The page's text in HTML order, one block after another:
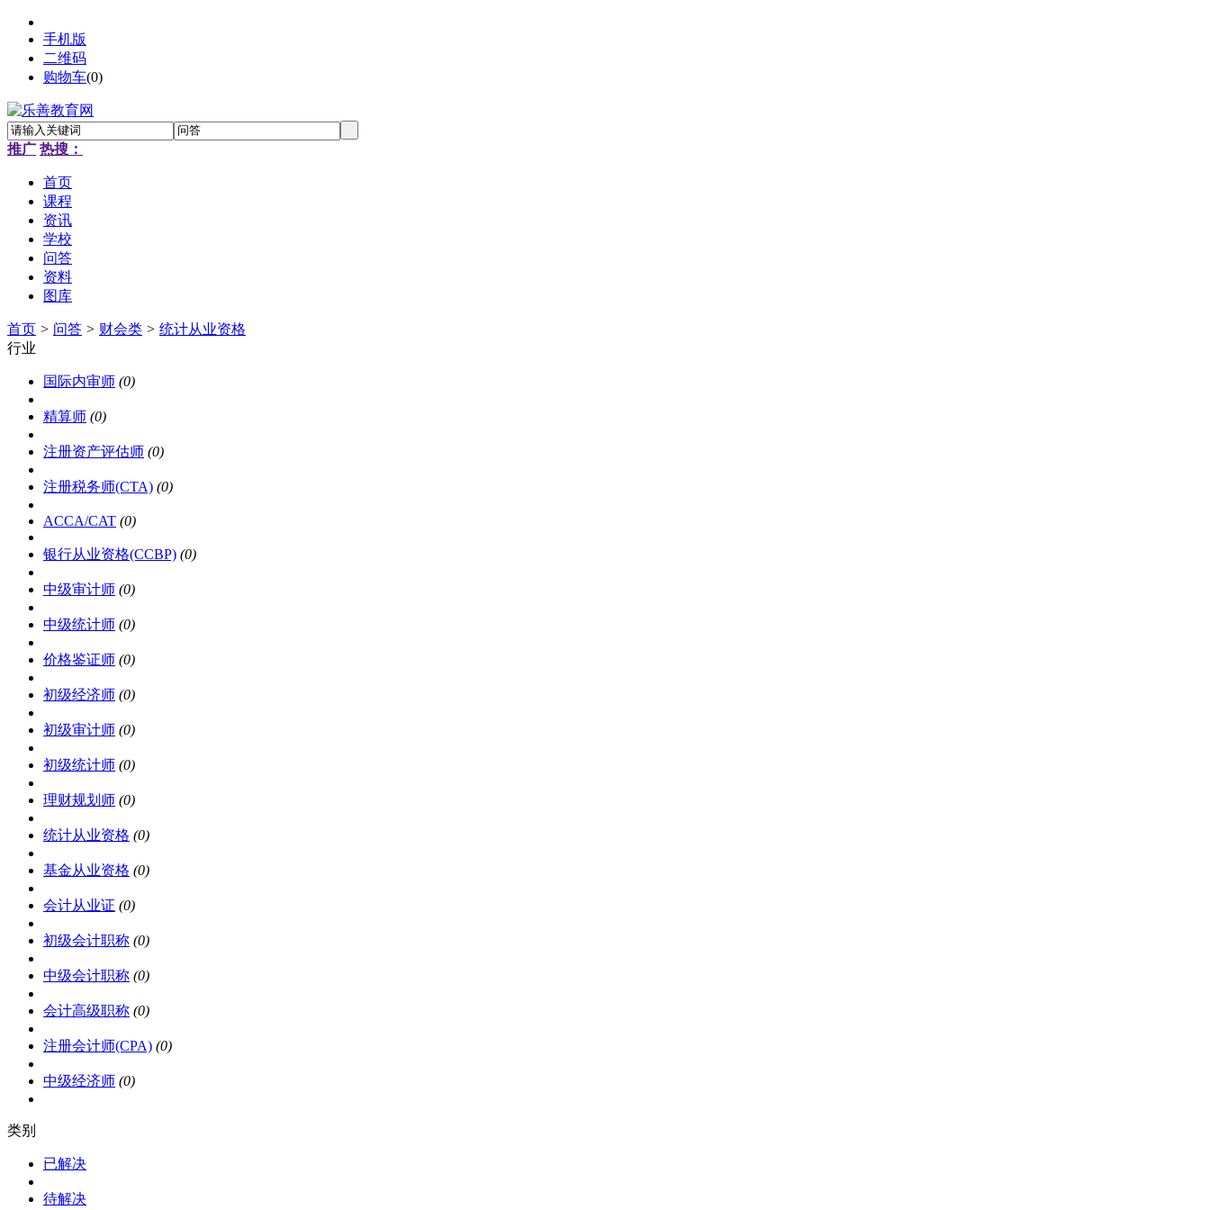
手机版
二维码
购物车(0)
推广 热搜：
首页
课程
资讯
学校
问答
资料
图库
首页 > 问答 > 财会类 > 统计从业资格
行业
国际内审师 (0)
精算师 (0)
注册资产评估师 (0)
注册税务师(CTA) (0)
ACCA/CAT (0)
银行从业资格(CCBP) (0)
中级审计师 (0)
中级统计师 (0)
价格鉴证师 (0)
初级经济师 (0)
初级审计师 (0)
初级统计师 (0)
理财规划师 (0)
统计从业资格 (0)
基金从业资格 (0)
会计从业证 (0)
初级会计职称 (0)
中级会计职称 (0)
会计高级职称 (0)
注册会计师(CPA) (0)
中级经济师 (0)
类别
已解决
待解决